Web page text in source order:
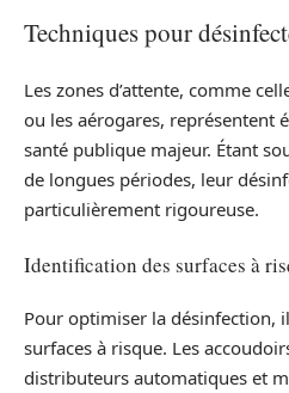
Techniques pour
Les zones d’attente, comme
ou les aérogares, représentent
santé publique majeur. Étant
de longues périodes, leur
particulièrement rigoureuse.
Identification des surfaces à
Pour optimiser la désinfection,
surfaces à risque. Les
distributeurs automatiques et